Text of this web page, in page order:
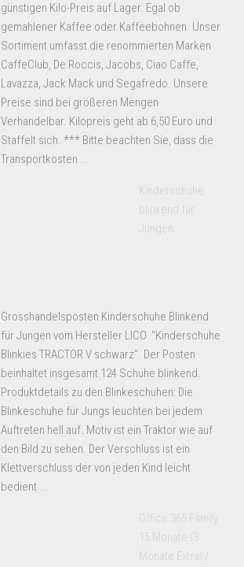
günstigen Kilo-Preis auf Lager. Egal ob
gemahlener Kaffee oder Kaffeebohnen. Unser
Sortiment umfasst die renommierten Marken
CaffeClub, De Roccis, Jacobs, Ciao Caffe,
Lavazza, Jack Mack und Segafredo. Unsere
Preise sind bei größeren Mengen
Verhandelbar. Kilopreis geht ab 6,50 Euro und
Staffelt sich. *** Bitte beachten Sie, dass die
Transportkosten ...
Kinderschuhe
blinkend für
Jungen
Grosshandelsposten Kinderschuhe Blinkend
für Jungen vom Hersteller LICO "Kinderschuhe
Blinkies TRACTOR V schwarz". Der Posten
beinhaltet insgesamt 124 Schuhe blinkend.
Produktdetails zu den Blinkeschuhen: Die
Blinkeschuhe für Jungs leuchten bei jedem
Auftreten hell auf. Motiv ist ein Traktor wie auf
den Bild zu sehen. Der Verschluss ist ein
Klettverschluss der von jeden Kind leicht
bedient ...
Office 365 Family
15 Monate (3
Monate Extra) /